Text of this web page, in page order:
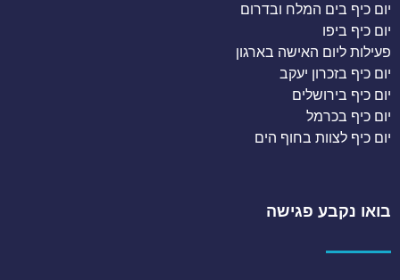
יום כיף בים המלח ובדרום
יום כיף ביפו
פעילות ליום האישה בארגון
יום כיף בזכרון יעקב
יום כיף בירושלים
יום כיף בכרמל
יום כיף לצוות בחוף הים
בואו נקבע פגישה